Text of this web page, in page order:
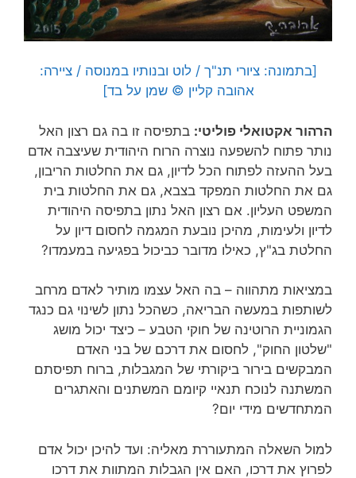
[בתמונה: ציורי תנ"ך / לוט ובנותיו במנוסה / ציירה:
אהובה קליין © שמן על בד]
הרהור אקטואלי פוליטי: בתפיסה זו בה גם רצון האל
נותר פתוח להשפעה נוצרה הרוח היהודית שעיצבה אדם
בעל ההעזה לפתוח הכל לדיון, גם את החלטות הריבון,
גם את החלטות המפקד בצבא, גם את החלטות בית
המשפט העליון. אם רצון האל נתון בתפיסה היהודית
לדיון ולעימות, מהיכן נובעת המגמה לחסום דיון על
החלטת בג"ץ, כאילו מדובר כביכול בפגיעה במעמדו?
במציאות מתהווה – בה האל עצמו מותיר לאדם מרחב
לשותפות במעשה הבריאה, כשהכל נתון לשינוי גם כנגד
הגמוניית הרוטינה של חוקי הטבע – כיצד יכול מושג
"שלטון החוק", לחסום את דרכם של בני האדם
המבקשים בירור ביקורתי של המגבלות, ברוח תפיסתם
המשתנה לנוכח תנאיי קיומם המשתנים והאתגרים
המתחדשים מידי יום?
למול השאלה המתעוררת מאליה: ועד להיכן יכול אדם
לפרוץ את דרכו, האם אין הגבלות המתוות את דרכו